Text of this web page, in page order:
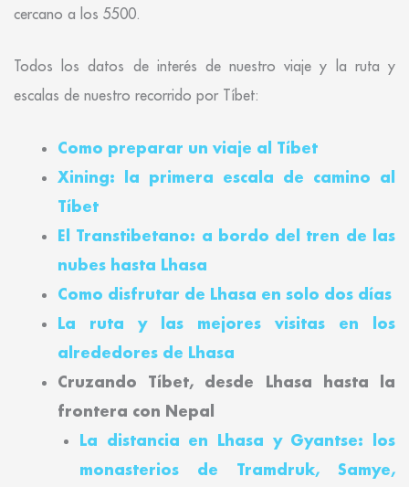
cercano a los 5500.
Todos los datos de interés de nuestro viaje y la ruta y
escalas de nuestro recorrido por Tíbet:
Como preparar un viaje al Tíbet
Xining: la primera escala de camino al
Tíbet
El Transtibetano: a bordo del tren de las
nubes hasta Lhasa
Como disfrutar de Lhasa en solo dos días
La ruta y las mejores visitas en los
alrededores de Lhasa
Cruzando Tíbet, desde Lhasa hasta la
frontera con Nepal
La distancia en Lhasa y Gyantse: los
monasterios de Tramdruk, Samye,